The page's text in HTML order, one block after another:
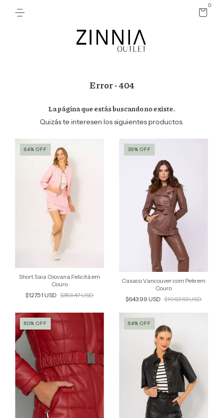
0
Error - 404
La página que estás buscando no existe.
Quizás te interesen los siguientes productos.
64% OFF
Short Saia Giovana Felicitá em
Couro
$127.51 USD $353.47 USD
39% OFF
Casaco Vancouver com Pele em
Couro
$643.99 USD $1063.63 USD
60% OFF 64% OFF